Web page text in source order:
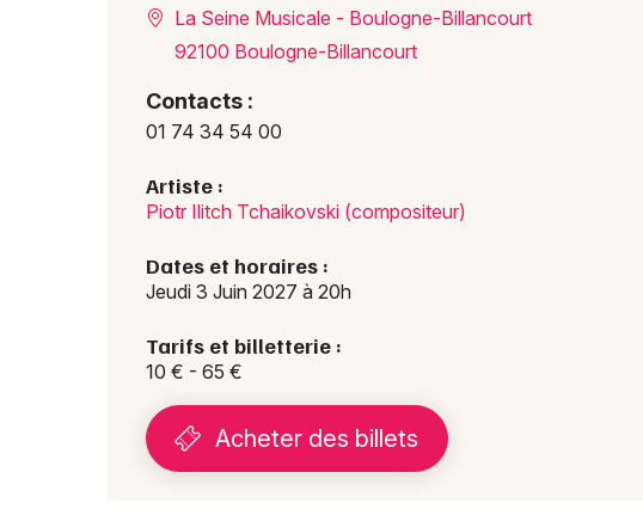
La Seine Musicale - Boulogne-Billancourt
92100 Boulogne-Billancourt
Contacts :
01 74 34 54 00
Artiste :
Piotr Ilitch Tchaikovski (compositeur)
Dates et horaires :
Jeudi 3 Juin 2027 à 20h
Tarifs et billetterie :
10 € - 65 €
Acheter des billets